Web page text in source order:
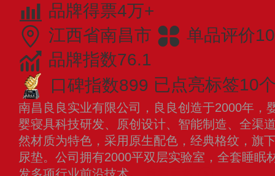
品牌得票4万+
江西省南昌市
单品评价
品牌指数76.1
口碑指数899 已点亮标签10
南昌良良实业有限公司，良良创造于2000年，
婴寝具科技研发、原创设计、智能制造、全渠
然材质为特色，采用原生配色，经典格纹，旗
尿垫。公司拥有2000平双层实验室，全套睡眠